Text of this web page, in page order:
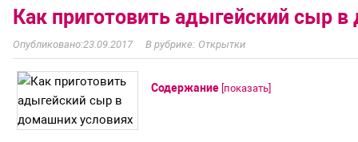
Как приготовить адыгейский сыр
23.09.2017 Открытки
Содержание [показать]